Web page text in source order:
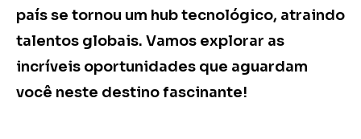
país se tornou um hub tecnológico, atraindo
talentos globais. Vamos explorar as
incríveis oportunidades que aguardam
você neste destino fascinante!